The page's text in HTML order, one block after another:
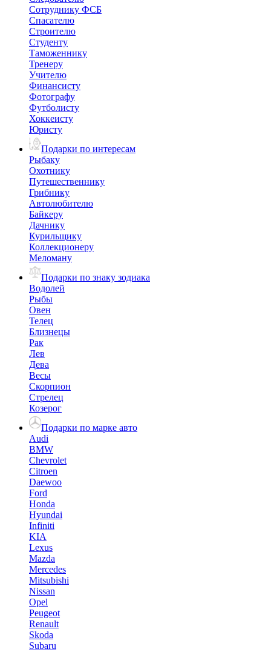
Сотруднику ФСБ
Спасателю
Строителю
Студенту
Таможеннику
Тренеру
Учителю
Финансисту
Фотографу
Футболисту
Хоккеисту
Юристу
Подарки по интересам
Рыбаку
Охотнику
Путешественнику
Грибнику
Автолюбителю
Байкеру
Дачнику
Курильщику
Коллекционеру
Меломану
Подарки по знаку зодиака
Водолей
Рыбы
Овен
Телец
Близнецы
Рак
Лев
Дева
Весы
Скорпион
Стрелец
Козерог
Подарки по марке авто
Audi
BMW
Chevrolet
Citroen
Daewoo
Ford
Honda
Hyundai
Infiniti
KIA
Lexus
Mazda
Mercedes
Mitsubishi
Nissan
Opel
Peugeot
Renault
Skoda
Subaru